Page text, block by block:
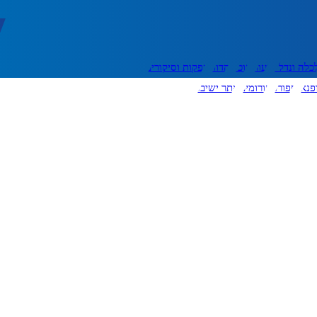
ונדל"ן דעות אוכל יהדות
הפקות וסיקורים
ספורט פורומים אתר ישיבה